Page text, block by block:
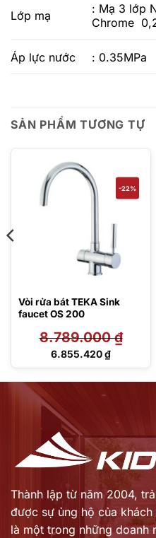
Lớp mạ
: Mạ 3 lớp
Chrome
Áp lực nước : 0.35MPa
SẢN PHẨM TƯƠNG TỰ
-22%
Vòi rửa bát TEKA Sink
faucet OS 200
8.789.000₫
Giá
6.855.420₫
Giá
Thành lập từ năm 2004,
được sự ủng hộ của khách
là một trong những doanh